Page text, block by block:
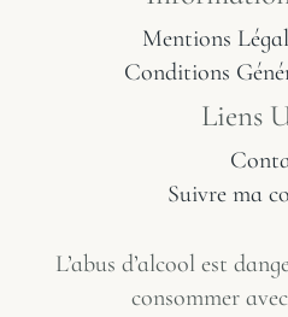
Mentions
Conditions
Liens
Suivre ma
L’abus d’alcool est
consommer